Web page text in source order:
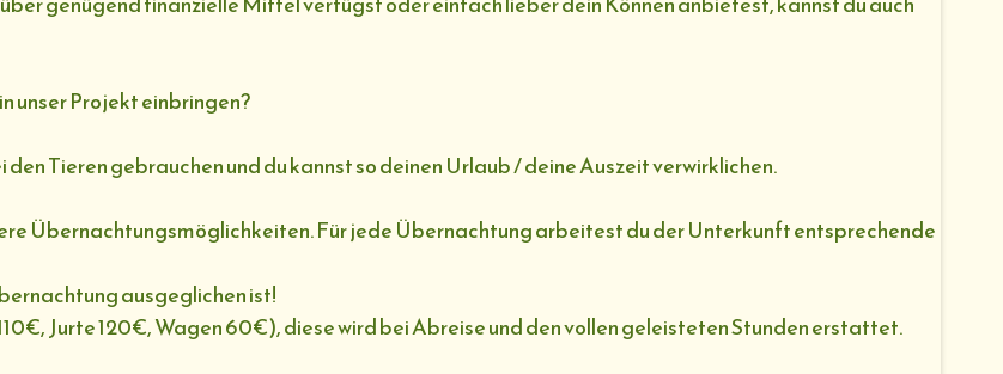
unser Projekt einbringen?
Tieren gebrauchen und du kannst so deinen Urlaub / deine Auszeit verwirklichen.
Übernachtungsmöglichkeiten. Für jede Übernachtung arbeitest du der Unterkunft entsprechende
ausgeglichen ist!
Jurte 120€, Wagen 60€), diese wird bei Abreise und den vollen geleisteten Stunden erstattet.